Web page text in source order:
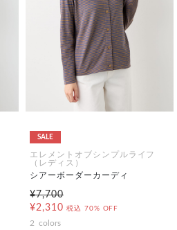
SALE
エレメントオブシンプルライフ
（レディス）
シアーボーダーカーディ
¥7,700
¥2,310 税込 70% OFF
2 colors